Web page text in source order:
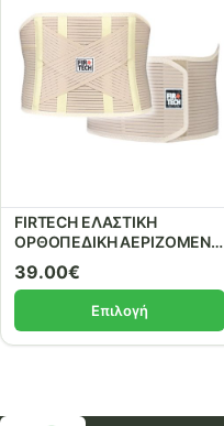
FIRTECH ΕΛΑΣΤΙΚΗ
ΟΡΘΟΠΕΔΙΚΗ ΑΕΡΙΖΟΜΕΝΗ
ΖΩΝΗ ΟΣΦΥΟΣ LUMBOSTAT
4 μπανέλες και ενίσχυση
τύπου Χ REF: 95042 Beige
39.00€
Επιλογή